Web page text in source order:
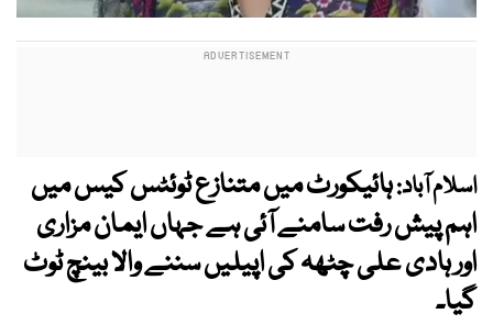
اسلام آباد:ہائیکورٹ میں متنازع ٹوئٹس کیس میں
اہم پیش رفت سامنے آئی ہے جہاں ایمان مزاری
اور ہادی علی چٹھہ کی اپیلیں سننے والا بینچ ٹوٹ
گیا۔